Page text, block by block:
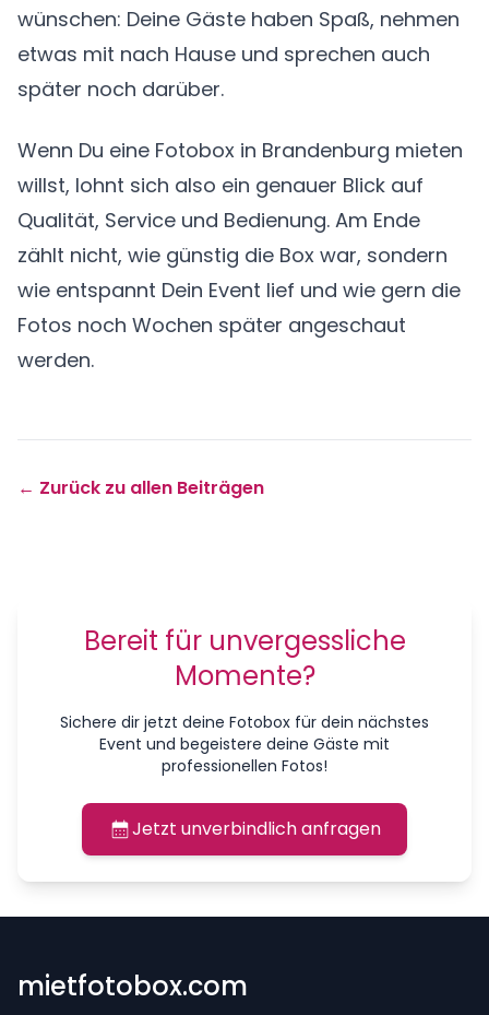
wünschen: Deine Gäste haben Spaß, nehmen
etwas mit nach Hause und sprechen auch
später noch darüber.
Wenn Du eine Fotobox in Brandenburg mieten
willst, lohnt sich also ein genauer Blick auf
Qualität, Service und Bedienung. Am Ende
zählt nicht, wie günstig die Box war, sondern
wie entspannt Dein Event lief und wie gern die
Fotos noch Wochen später angeschaut
werden.
← Zurück zu allen Beiträgen
Bereit für unvergessliche
Momente?
Sichere dir jetzt deine Fotobox für dein nächstes
Event und begeistere deine Gäste mit
professionellen Fotos!
Jetzt unverbindlich anfragen
mietfotobox.com